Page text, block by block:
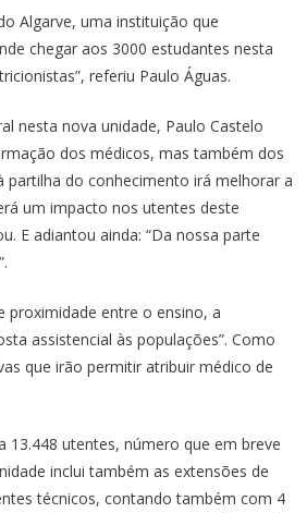
Algarve, uma instituição que
chegar aos 3000 estudantes nesta
referiu Paulo Águas.
nesta nova unidade, Paulo Castelo
dos médicos, mas também dos
do conhecimento irá melhorar a
um impacto nos utentes deste
E adiantou ainda: “Da nossa parte
proximidade entre o ensino, a
assistencial às populações”. Como
que irão permitir atribuir médico de
13.448 utentes, número que em breve
inclui também as extensões de
técnicos, contando também com 4